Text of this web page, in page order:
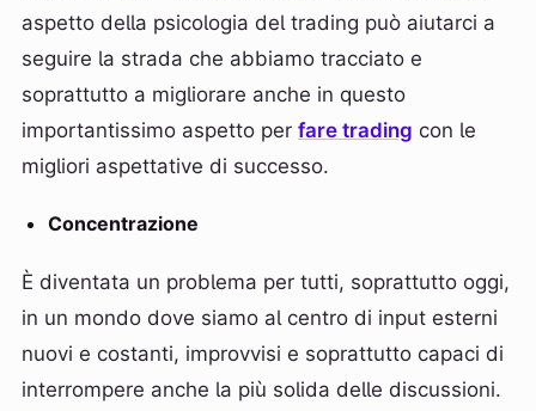
aspetto della psicologia del trading può aiutarci a
seguire la strada che abbiamo tracciato e
soprattutto a migliorare anche in questo
importantissimo aspetto per fare trading con le
migliori aspettative di successo.
Concentrazione
È diventata un problema per tutti, soprattutto oggi,
in un mondo dove siamo al centro di input esterni
nuovi e costanti, improvvisi e soprattutto capaci di
interrompere anche la più solida delle discussioni.